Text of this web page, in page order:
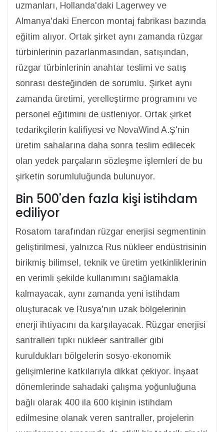
uzmanları, Hollanda'daki Lagerwey ve
Almanya'daki Enercon montaj fabrikası bazında
eğitim alıyor. Ortak şirket aynı zamanda rüzgar
türbinlerinin pazarlanmasından, satışından,
rüzgar türbinlerinin anahtar teslimi ve satış
sonrası desteğinden de sorumlu. Şirket aynı
zamanda üretimi, yerelleştirme programını ve
personel eğitimini de üstleniyor. Ortak şirket
tedarikçilerin kalifiyesi ve NovaWind A.Ş'nin
üretim sahalarına daha sonra teslim edilecek
olan yedek parçaların sözleşme işlemleri de bu
şirketin sorumluluğunda bulunuyor.
Bin 500'den fazla kişi istihdam
ediliyor
Rosatom tarafından rüzgar enerjisi segmentinin
geliştirilmesi, yalnızca Rus nükleer endüstrisinin
birikmiş bilimsel, teknik ve üretim yetkinliklerinin
en verimli şekilde kullanımını sağlamakla
kalmayacak, aynı zamanda yeni istihdam
oluşturacak ve Rusya'nın uzak bölgelerinin
enerji ihtiyacını da karşılayacak. Rüzgar enerjisi
santralleri tıpkı nükleer santraller gibi
kuruldukları bölgelerin sosyo-ekonomik
gelişimlerine katkılarıyla dikkat çekiyor. İnşaat
dönemlerinde sahadaki çalışma yoğunluğuna
bağlı olarak 400 ila 600 kişinin istihdam
edilmesine olanak veren santraller, projelerin